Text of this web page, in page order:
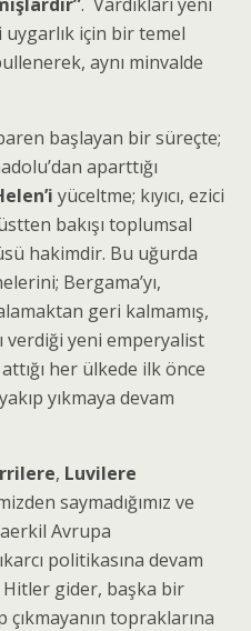
uygarlık için bir temel
aynı minvalde
başlayan bir süreçte;
aparttığı
yüceltme; kıyıcı, ezici
bakışı toplumsal
hakimdir. Bu uğurda
Bergama’yı,
geri kalmamış,
verdiği yeni emperyalist
her ülkede ilk önce
yıkmaya devam
, Luvilere
saymadığımız ve
Avrupa
politikasına devam
gider, başka bir
topraklarına